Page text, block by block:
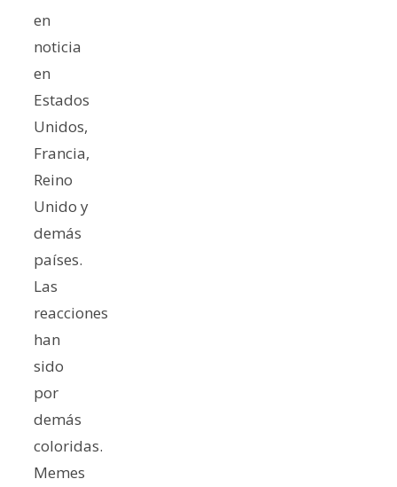
en
noticia
en
Estados
Unidos,
Francia,
Reino
Unido y
demás
países.
Las
reacciones
han
sido
por
demás
coloridas.
Memes